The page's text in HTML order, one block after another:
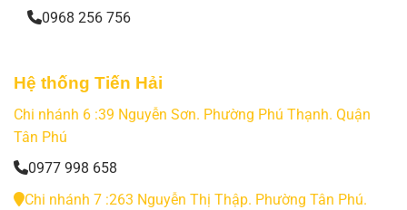
0968 256 756
Hệ thống Tiến Hải
Chi nhánh 6 :39 Nguyễn Sơn. Phường Phú Thạnh. Quận
Tân Phú
0977 998 658
Chi nhánh 7 :263 Nguyễn Thị Thập. Phường Tân Phú.